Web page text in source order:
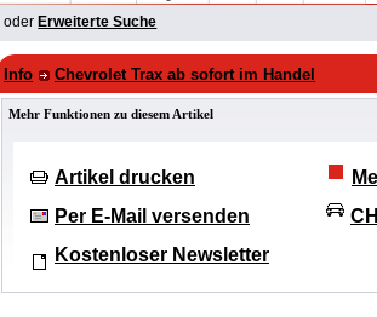
oder Erweiterte Suche
Info Chevrolet Trax ab sofort im Handel
Mehr Funktionen zu diesem Artikel
Artikel drucken
Per E-Mail versenden
Kostenloser Newsletter